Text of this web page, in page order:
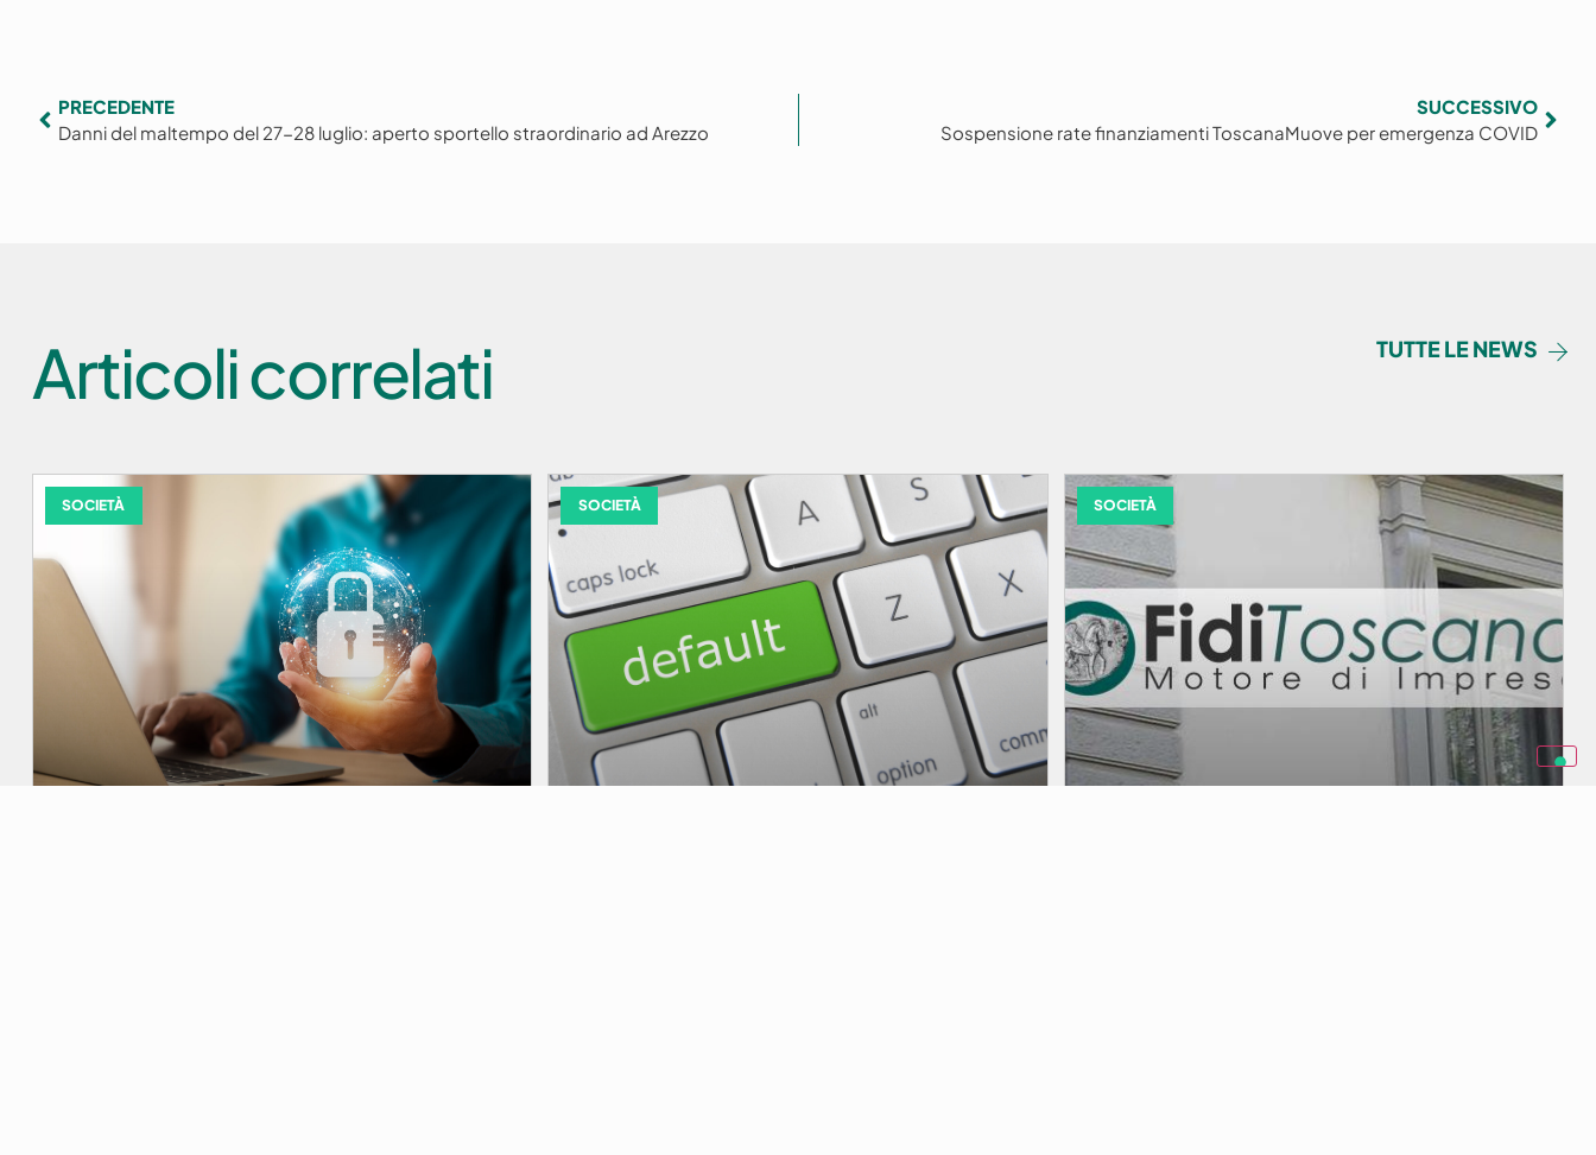
PRECEDENTE
Danni del maltempo del 27-28 luglio: aperto sportello straordinario ad Arezzo
SUCCESSIVO
Sospensione rate finanziamenti ToscanaMuove per emergenza COVID
Articoli correlati TUTTE LE NEWS
SOCIETÀ SOCIETÀ SOCIETÀ